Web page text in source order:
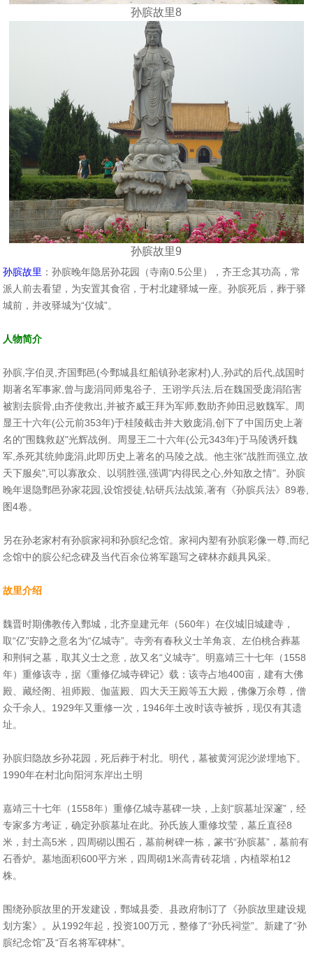
孙膑故里8
孙膑故里9
孙膑故里 ：孙膑晚年隐居孙花园（寺南0.5公里），齐王念其功高，常
派人前去看望，为安置其食宿，于村北建驿城一座。孙膑死后，葬于驿
城前，并改驿城为“仪城”。
人物简介
孙膑,字伯灵,齐国鄄邑(今鄄城县红船镇孙老家村)人,孙武的后代,战国时
期著名军事家,曾与庞涓同师鬼谷子、王诩学兵法,后在魏国受庞涓陷害
被割去膑骨,由齐使救出,并被齐威王拜为军师,数助齐帅田忌败魏军。周
显王十六年(公元前353年)于桂陵截击并大败庞涓,创下了中国历史上著
名的"围魏救赵"光辉战例。周显王二十六年(公元343年)于马陵诱歼魏
军,杀死其统帅庞涓,此即历史上著名的马陵之战。他主张"战胜而强立,故
天下服矣",可以寡敌众、以弱胜强,强调"内得民之心,外知敌之情"。孙膑
晚年退隐鄄邑孙家花园,设馆授徒,钻研兵法战策,著有《孙膑兵法》89卷,
图4卷。
另在孙老家村有孙膑家祠和孙膑纪念馆。家祠内塑有孙膑彩像一尊,而纪
念馆中的膑公纪念碑及当代百余位将军题写之碑林亦颇具风采。
故里介绍
魏晋时期佛教传入鄄城，北齐皇建元年（560年）在仪城旧城建寺，
取“亿”安静之意名为“亿城寺”。寺旁有春秋义士羊角哀、左伯桃合葬墓
和荆轲之墓，取其义士之意，故又名“义城寺”。明嘉靖三十七年（1558
年）重修该寺，据《重修亿城寺碑记》载：该寺占地400亩，建有大佛
殿、藏经阁、祖师殿、伽蓝殿、四大天王殿等五大殿，佛像万余尊，僧
众千余人。1929年又重修一次，1946年土改时该寺被拆，现仅有其遗
址。
孙膑归隐故乡孙花园，死后葬于村北。明代，墓被黄河泥沙淤埋地下。
1990年在村北向阳河东岸出土明
嘉靖三十七年（1558年）重修亿城寺墓碑一块，上刻“膑墓址深邃”，经
专家多方考证，确定孙膑墓址在此。孙氏族人重修坟莹，墓丘直径8
米，封土高5米，四周砌以围石，墓前树碑一栋，篆书“孙膑墓”，墓前有
石香炉。墓地面积600平方米，四周砌1米高青砖花墙，内植翠柏12
株。
围绕孙膑故里的开发建设，鄄城县委、县政府制订了《孙膑故里建设规
划方案》。从1992年起，投资100万元，整修了“孙氏祠堂”。新建了“孙
膑纪念馆”及“百名将军碑林”。